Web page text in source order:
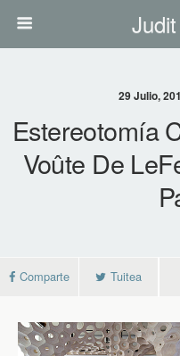
29 Julio,
Estereotomía
Voûte De
Comparte Tuitea